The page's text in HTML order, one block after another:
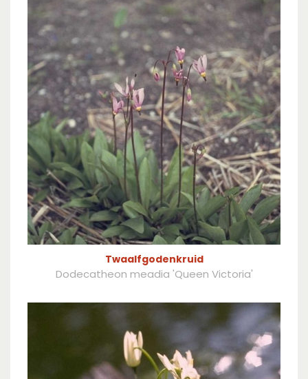
Twaalfgodenkruid
Dodecatheon meadia 'Queen Victoria'